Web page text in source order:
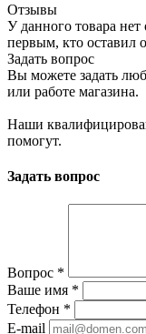
Отзывы
У данного товара нет
первым, кто оставил
Задать вопрос
Вы можете задать
или работе магазина.
Наши
помогут.
Задать вопрос
Вопрос *
Ваше имя *
Телефон *
E-mail